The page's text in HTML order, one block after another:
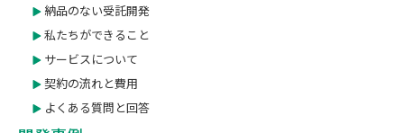
納品のない受託開発
私たちができること
サービスについて
契約の流れと費用
よくある質問と回答